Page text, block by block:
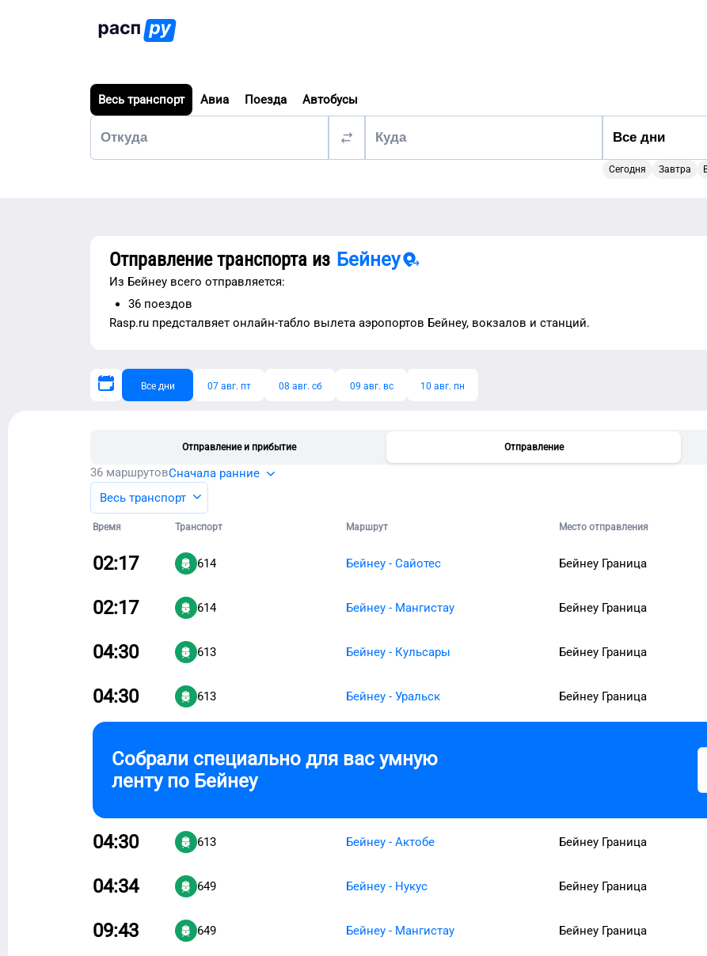
Весь транспорт Авиа Поезда Автобусы
Сегодня Завтра
Отправление транспорта из Бейнеу
Из Бейнеу всего отправляется:
36 поездов
Rasp.ru предсталвяет онлайн-табло вылета аэропортов Бейнеу, вокзалов и станций.
Все дни 07 авг. пт 08 авг. сб 09 авг. вс 10 авг. пн
Отправление и прибытие Отправление
36 маршрутовСначала ранние
Весь транспорт
Время Транспорт Маршрут Место отправления
02:17 614 Бейнеу - Сайотес Бейнеу Граница
02:17 614 Бейнеу - Мангистау Бейнеу Граница
04:30 613 Бейнеу - Кульсары Бейнеу Граница
04:30 613 Бейнеу - Уральск Бейнеу Граница
Собрали специально для вас умную
ленту по Бейнеу
04:30 613 Бейнеу - Актобе Бейнеу Граница
04:34 649 Бейнеу - Нукус Бейнеу Граница
09:43 649 Бейнеу - Мангистау Бейнеу Граница